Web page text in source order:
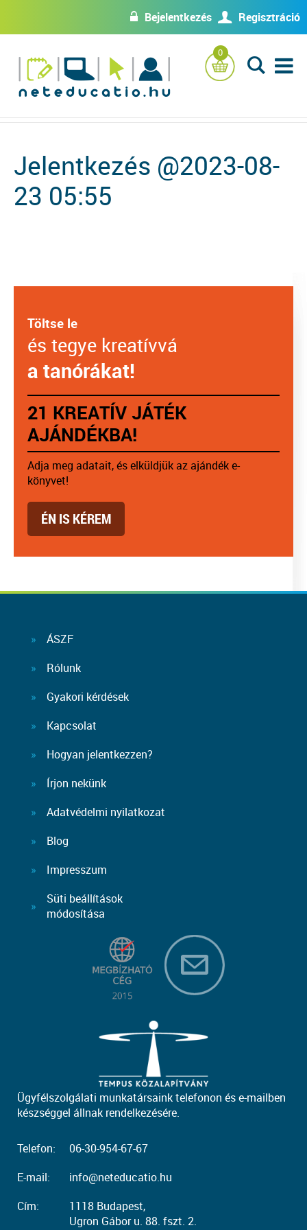
w Bejelentkezés U Regisztráció
0
L
Jelentkezés @2023-08-
23 05:55
Töltse le
és tegye kreatívvá
a tanórákat!
21 KREATÍV JÁTÉK
AJÁNDÉKBA!
Adja meg adatait, és elküldjük az ajándék e-
könyvet!
ÉN IS KÉREM
ÁSZF
Rólunk
Gyakori kérdések
Kapcsolat
Hogyan jelentkezzen?
Írjon nekünk
Adatvédelmi nyilatkozat
Blog
Impresszum
Süti beállítások
módosítása
Ügyfélszolgálati munkatársaink telefonon és e-mailben
készséggel állnak rendelkezésére.
Telefon:
06-30-954-67-67
E-mail:
info@neteducatio.hu
Cím:
1118 Budapest,
Ugron Gábor u. 88. fszt. 2.